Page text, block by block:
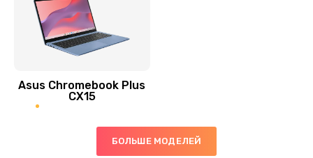
Замена антенны
Заказать
890 руб.
Asus Chromebook Plus
CX15
БОЛЬШЕ МОДЕЛЕЙ